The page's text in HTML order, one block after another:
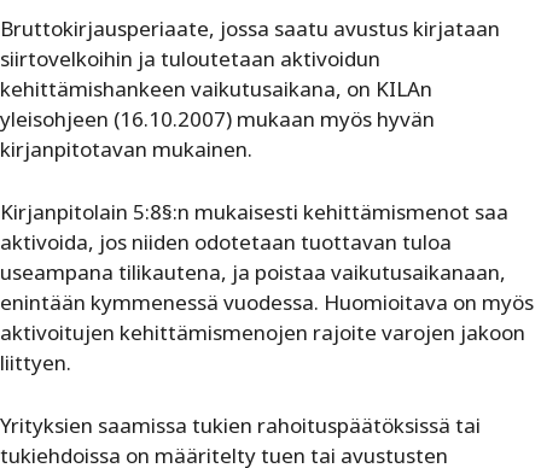
Bruttokirjausperiaate, jossa saatu avustus kirjataan
siirtovelkoihin ja tuloutetaan aktivoidun
kehittämishankeen vaikutusaikana, on KILAn
yleisohjeen (16.10.2007) mukaan myös hyvän
kirjanpitotavan mukainen.
Kirjanpitolain 5:8§:n mukaisesti kehittämismenot saa
aktivoida, jos niiden odotetaan tuottavan tuloa
useampana tilikautena, ja poistaa vaikutusaikanaan,
enintään kymmenessä vuodessa. Huomioitava on myös
aktivoitujen kehittämismenojen rajoite varojen jakoon
liittyen.
Yrityksien saamissa tukien rahoituspäätöksissä tai
tukiehdoissa on määritelty tuen tai avustusten